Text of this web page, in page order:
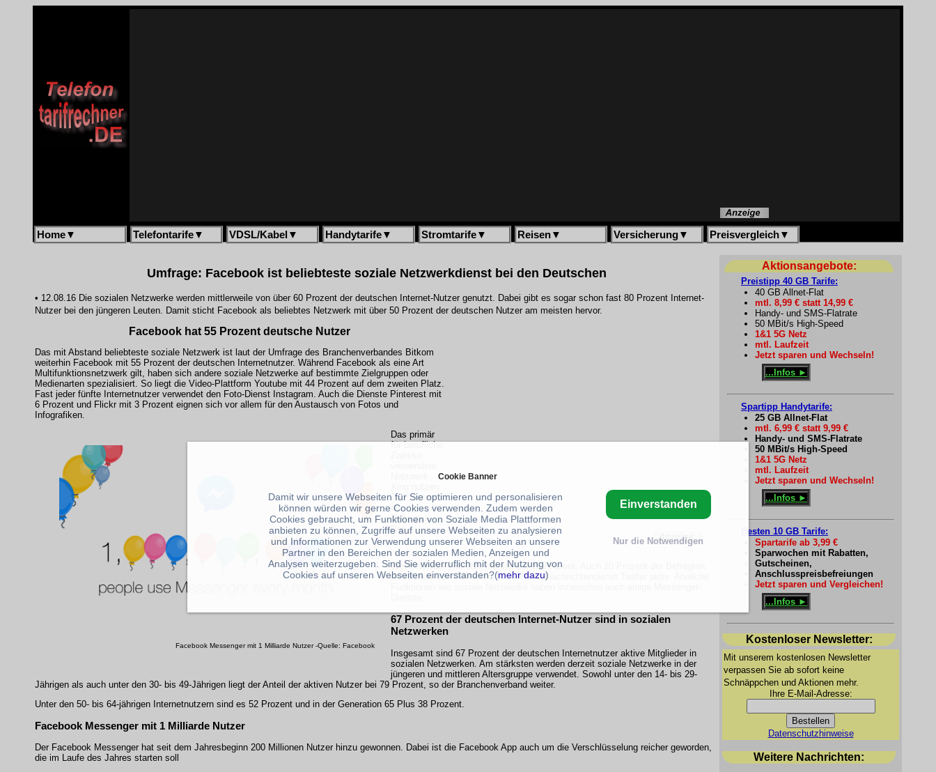
Home▼ Telefontarife▼ VDSL/Kabel ▼ Handytarife▼ Stromtarife▼ Reisen▼ Versicherung▼ Preisvergleich▼
Umfrage: Facebook ist beliebteste soziale Netzwerkdienst bei den Deutschen
• 12.08.16 Die sozialen Netzwerke werden mittlerweile von über 60 Prozent der deutschen Internet-Nutzer genutzt. Dabei gibt es sogar schon fast 80 Prozent Internet-
Nutzer bei den jüngeren Leuten. Damit sticht Facebook als beliebtes Netzwerk mit über 50 Prozent der deutschen Nutzer am meisten hervor.
Facebook hat 55 Prozent deutsche Nutzer
Das mit Abstand beliebteste soziale Netzwerk ist laut der Umfrage des Branchenverbandes Bitkom
weiterhin Facebook mit 55 Prozent der deutschen Internetnutzer. Während Facebook als eine Art
Multifunktionsnetzwerk gilt, haben sich andere soziale Netzwerke auf bestimmte Zielgruppen oder
Medienarten spezialisiert. So liegt die Video-Plattform Youtube mit 44 Prozent auf dem zweiten Platz.
Fast jeder fünfte Internetnutzer verwendet den Foto-Dienst Instagram. Auch die Dienste Pinterest mit
6 Prozent und Flickr mit 3 Prozent eignen sich vor allem für den Austausch von Fotos und
Infografiken.
Facebook Messenger mit 1 Milliarde Nutzer -Quelle: Facebook
Das primär
für berufliche
26 Prozent
der
Befragten.
Der
Wettbewerber LinkedIn kommt auf 15 Prozent. Auch 20 Prozent der Befragten
deutschen Internet-Nutzer ist bei dem Nachrichtendienst Twitter aktiv. Ähnliche
67 Prozent der deutschen Internet-Nutzer sind in sozialen
Netzwerken
Insgesamt sind 67 Prozent der deutschen Internetnutzer aktive Mitglieder in
sozialen Netzwerken. Am stärksten werden derzeit soziale Netzwerke in der
jüngeren und mittleren Altersgruppe verwendet. Sowohl unter den 14- bis 29-
Jährigen als auch unter den 30- bis 49-Jährigen liegt der Anteil der aktiven Nutzer bei 79 Prozent, so der Branchenverband weiter.
Unter den 50- bis 64-jährigen Internetnutzern sind es 52 Prozent und in der Generation 65 Plus 38 Prozent.
Facebook Messenger mit 1 Milliarde Nutzer
Der Facebook Messenger hat seit dem Jahresbeginn 200 Millionen Nutzer hinzu gewonnen. Dabei ist die Facebook App auch um die Verschlüsselung reicher geworden,
die im Laufe des Jahres starten soll
Aktionsangebote:
Preistipp 40 GB Tarife:
40 GB Allnet-Flat
mtl. 8,99 € statt 14,99 €
Handy- und SMS-Flatrate
50 MBit/s High-Speed
1&1 5G Netz
mtl. Laufzeit
Jetzt sparen und Wechseln!
...Infos ►
Spartipp Handytarife:
25 GB Allnet-Flat
mtl. 6,99 € statt 9,99 €
Handy- und SMS-Flatrate
50 MBit/s High-Speed
1&1 5G Netz
mtl. Laufzeit
Jetzt sparen und Wechseln!
...Infos ►
Besten 10 GB Tarife:
Spartarife ab 3,99 €
Sparwochen mit Rabatten,
Gutscheinen,
Anschlusspreisbefreiungen
Jetzt sparen und Vergleichen!
...Infos ►
Kostenloser Newsletter:
Mit unserem kostenlosen Newsletter
verpassen Sie ab sofort keine
Schnäppchen und Aktionen mehr.
Ihre E-Mail-Adresse:
Datenschutzhinweise
Weitere Nachrichten:
Cookie Banner
Damit wir unsere Webseiten für Sie optimieren und personalisieren
können würden wir gerne Cookies verwenden. Zudem werden
Cookies gebraucht, um Funktionen von Soziale Media Plattformen
anbieten zu können, Zugriffe auf unsere Webseiten zu analysieren
und Informationen zur Verwendung unserer Webseiten an unsere
Partner in den Bereichen der sozialen Medien, Anzeigen und
Analysen weiterzugeben. Sind Sie widerruflich mit der Nutzung von
Cookies auf unseren Webseiten einverstanden?(mehr dazu)
Einverstanden
Nur die Notwendigen